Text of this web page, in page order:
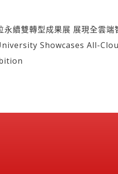
永續雙轉型成果展 展現全雲端
Showcases All-